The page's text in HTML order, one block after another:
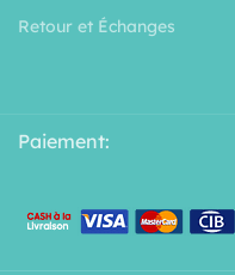
Retour et Échanges
Paiement: